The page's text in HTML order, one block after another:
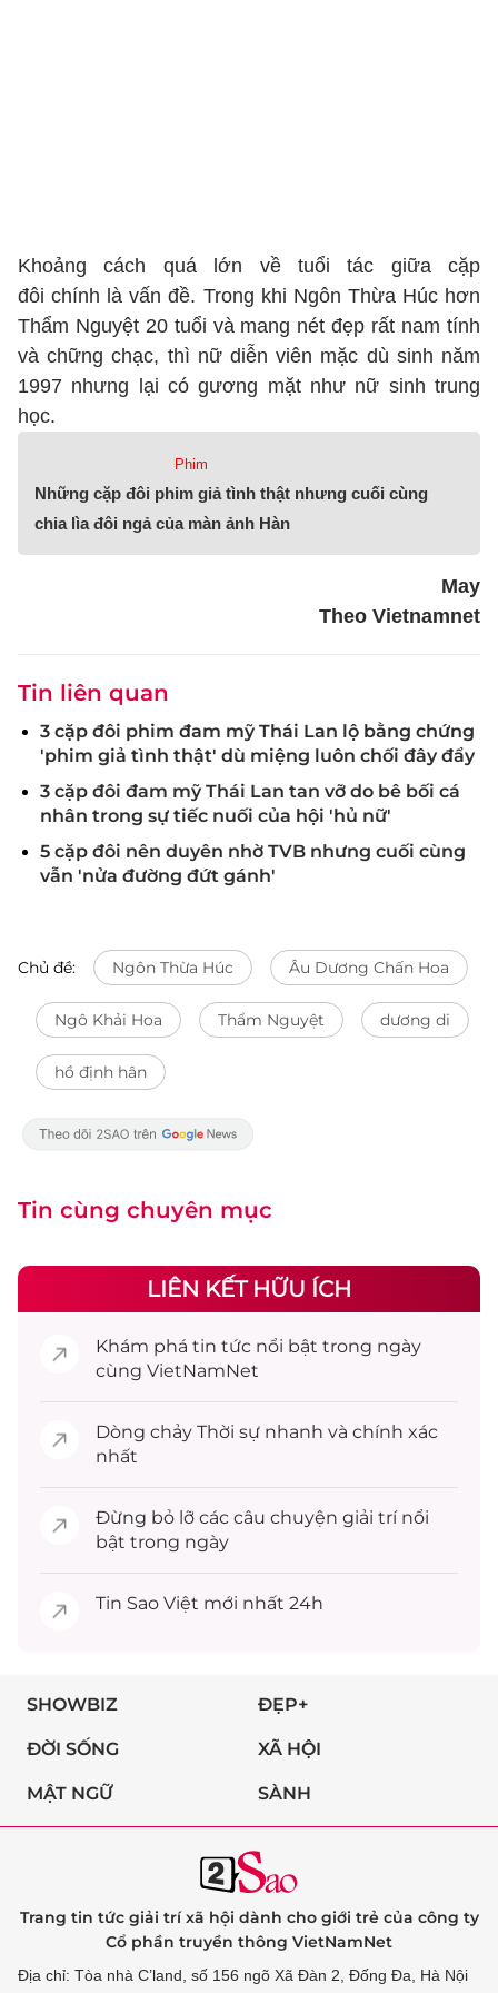
Khoảng cách quá lớn về tuổi tác giữa cặp
đôi chính là vấn đề. Trong khi Ngôn Thừa Húc hơn
Thẩm Nguyệt 20 tuổi và mang nét đẹp rất nam tính
và chững chạc, thì nữ diễn viên mặc dù sinh năm
1997 nhưng lại có gương mặt như nữ sinh trung
học.
Phim
Những cặp đôi phim giả tình thật nhưng cuối cùng
chia lìa đôi ngả của màn ảnh Hàn
May
Theo Vietnamnet
Tin liên quan
3 cặp đôi phim đam mỹ Thái Lan lộ bằng chứng
'phim giả tình thật' dù miệng luôn chối đây đẩy
3 cặp đôi đam mỹ Thái Lan tan vỡ do bê bối cá
nhân trong sự tiếc nuối của hội 'hủ nữ'
5 cặp đôi nên duyên nhờ TVB nhưng cuối cùng
vẫn 'nửa đường đứt gánh'
Chủ đề: Ngôn Thừa Húc Âu Dương Chấn Hoa
Ngô Khải Hoa Thẩm Nguyệt dương di
hồ định hân
Tin cùng chuyên mục
LIÊN KẾT HỮU ÍCH
Khám phá tin tức nổi bật trong ngày
cùng VietNamNet
Dòng chảy Thời sự nhanh và chính xác
nhất
Đừng bỏ lỡ các câu chuyện giải trínổi
bật trong ngày
Tin Sao Việt mới nhất 24h
SHOWBIZ ĐẸP+
ĐỜI SỐNG XÃ HỘI
MẬT NGỮ SÀNH
Trang tin tức giải trí xã hội dành cho giới trẻ của công ty
Cổ phần truyền thông VietNamNet
Địa chỉ: Tòa nhà C’land, số 156 ngõ Xã Đàn 2, Đống Đa, Hà Nội